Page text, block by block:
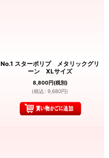
No.1 スターポリプ メタリックグリ
ーン XLサイズ
8,800円(税別)
(税込 : 9,680円)